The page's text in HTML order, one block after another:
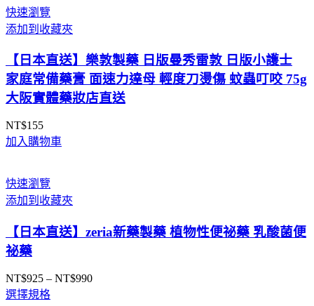
快速瀏覽
添加到收藏夾
【日本直送】樂敦製藥 日版曼秀雷敦 日版小護士
家庭常備藥膏 面速力達母 輕度刀燙傷 蚊蟲叮咬 75g
大阪實體藥妝店直送
NT$155
加入購物車
快速瀏覽
添加到收藏夾
【日本直送】zeria新藥製藥 植物性便祕藥 乳酸菌便
祕藥
NT$925 – NT$990價
選擇規格